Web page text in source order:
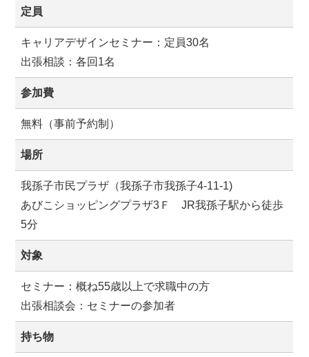
定員
キャリアデザインセミナー：定員30名
出張相談：各回1名
参加費
無料（事前予約制）
場所
我孫子市民プラザ（我孫子市我孫子4-11-1)
あびこショッピングプラザ3Ｆ JR我孫子駅から徒歩
5分
対象
セミナー：概ね55歳以上で求職中の方
出張相談会：セミナーの参加者
持ち物